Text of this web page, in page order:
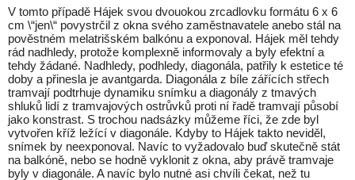
V tomto případě Hájek svou dvouokou zrcadlovku formátu 6 x 6
cm \“jen\“ povystrčil z okna svého zaměstnavatele anebo stál na
pověstném melatrišském balkónu a exponoval. Hájek měl tehdy
rád nadhledy, protože komplexně informovaly a byly efektní a
tehdy žádané. Nadhledy, podhledy, diagonála, patřily k estetice té
doby a přinesla je avantgarda. Diagonála z bíle zářících střech
tramvají podtrhuje dynamiku snímku a diagonály z tmavých
shluků lidí z tramvajových ostrůvků proti ní řadě tramvají působí
jako konstrast. S trochou nadsázky můžeme říci, že zde byl
vytvořen kříž ležící v diagonále. Kdyby to Hájek takto neviděl,
snímek by neexponoval. Navíc to vyžadovalo buď skutečně stát
na balkóně, nebo se hodně vyklonit z okna, aby právě tramvaje
byly v diagonále. A navíc bylo nutné asi chvíli čekat, než tu